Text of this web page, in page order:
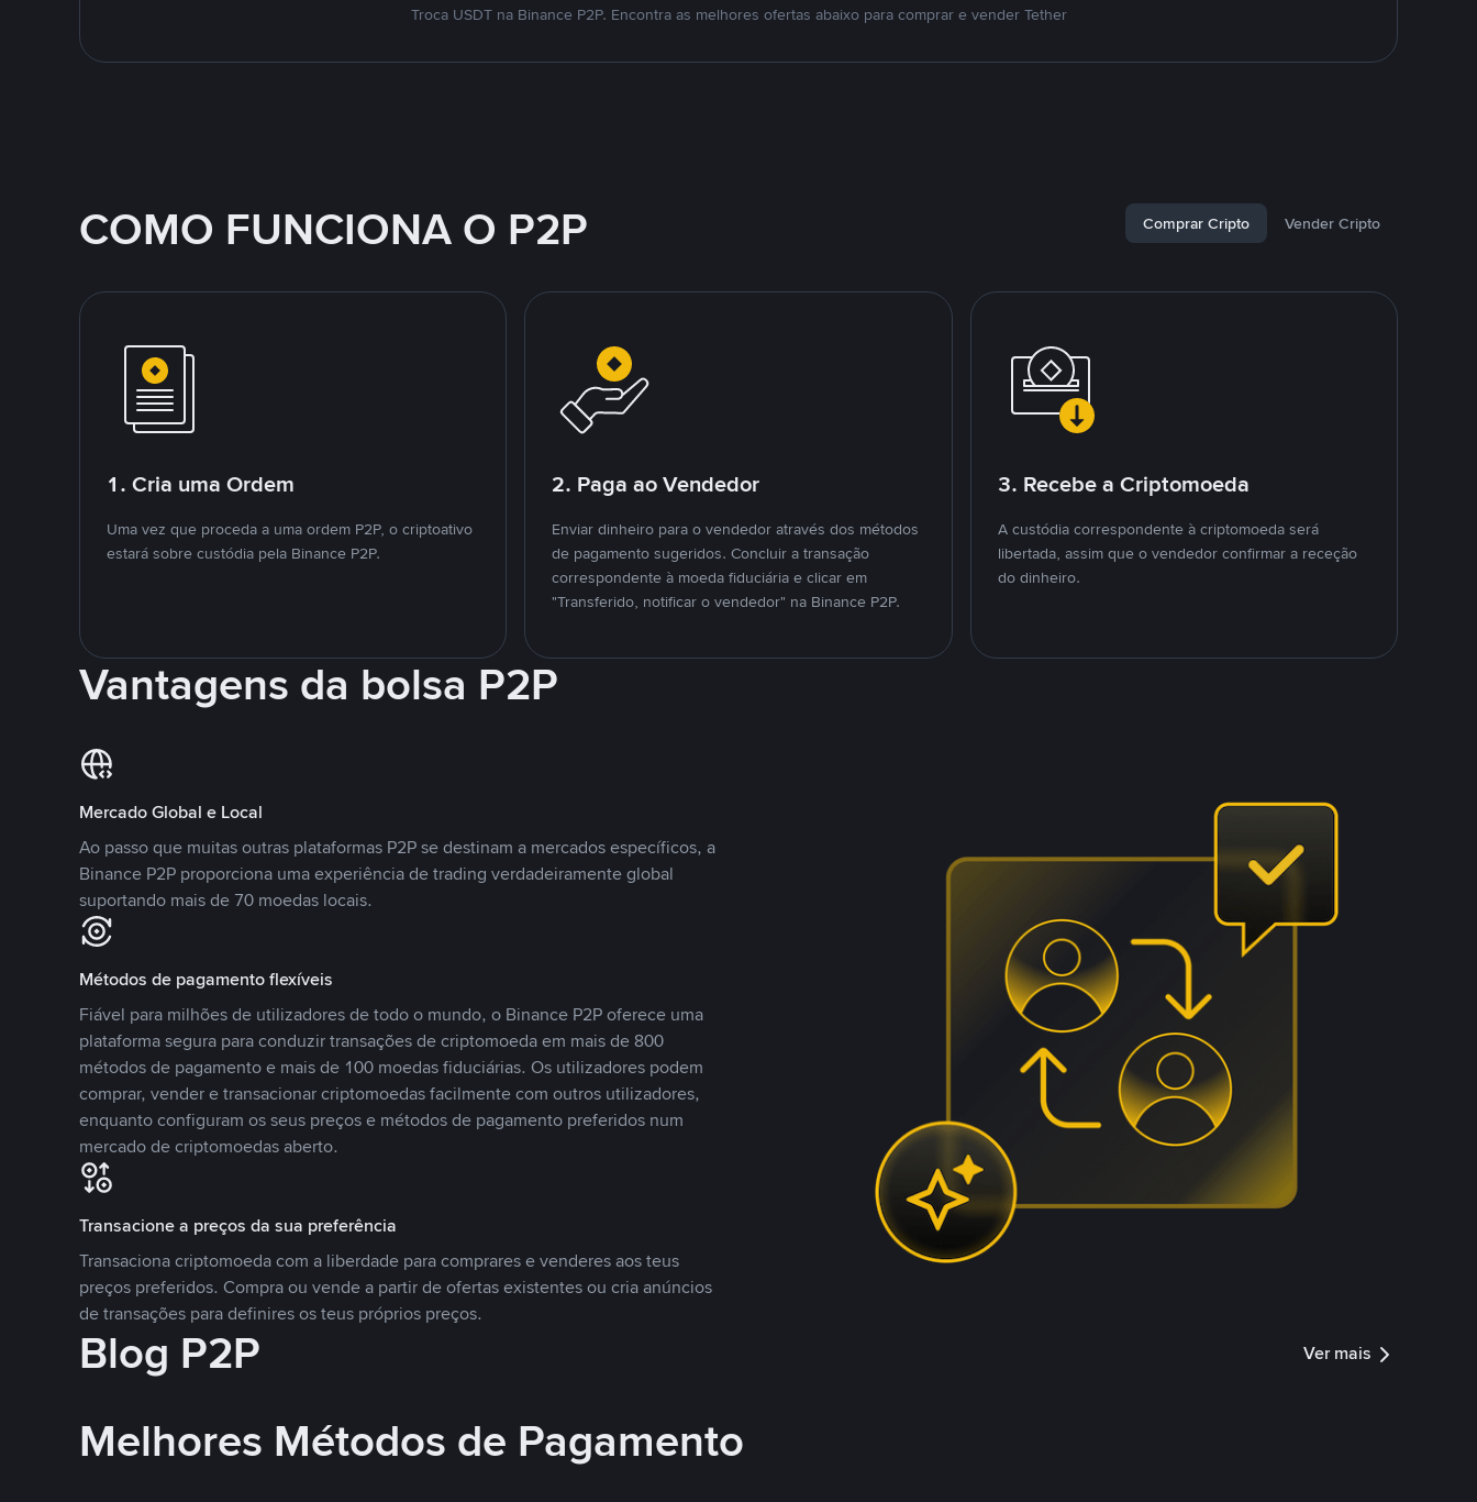
Troca USDT na Binance P2P. Encontra as melhores ofertas abaixo para comprar e vender Tether
COMO FUNCIONA O P2P Comprar Cripto Vender Cripto
1. Cria uma Ordem
Uma vez que proceda a uma ordem P2P, o criptoativo
estará sobre custódia pela Binance P2P.
2. Paga ao Vendedor
Enviar dinheiro para o vendedor através dos métodos
de pagamento sugeridos. Concluir a transação
correspondente à moeda fiduciária e clicar em
"Transferido, notificar o vendedor" na Binance P2P.
3. Recebe a Criptomoeda
A custódia correspondente à criptomoeda será
libertada, assim que o vendedor confirmar a receção
do dinheiro.
Vantagens da bolsa P2P
Mercado Global e Local
Ao passo que muitas outras plataformas P2P se destinam a mercados específicos, a
Binance P2P proporciona uma experiência de trading verdadeiramente global
suportando mais de 70 moedas locais.
Métodos de pagamento flexíveis
Fiável para milhões de utilizadores de todo o mundo, o Binance P2P oferece uma
plataforma segura para conduzir transações de criptomoeda em mais de 800
métodos de pagamento e mais de 100 moedas fiduciárias. Os utilizadores podem
comprar, vender e transacionar criptomoedas facilmente com outros utilizadores,
enquanto configuram os seus preços e métodos de pagamento preferidos num
mercado de criptomoedas aberto.
Transacione a preços da sua preferência
Transaciona criptomoeda com a liberdade para comprares e venderes aos teus
preços preferidos. Compra ou vende a partir de ofertas existentes ou cria anúncios
de transações para definires os teus próprios preços.
Blog P2P Ver mais
Melhores Métodos de Pagamento